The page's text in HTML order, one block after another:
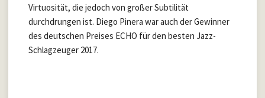
Virtuosität, die jedoch von großer Subtilität
durchdrungen ist. Diego Pinera war auch der Gewinner
des deutschen Preises ECHO für den besten Jazz-
Schlagzeuger 2017.